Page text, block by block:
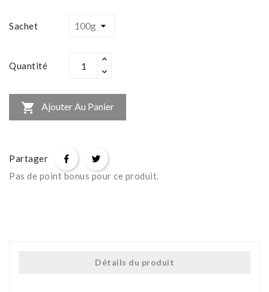
Sachet
Quantité
 Ajouter Au Panier
Partager
Pas de point bonus pour ce produit.
Détails du produit